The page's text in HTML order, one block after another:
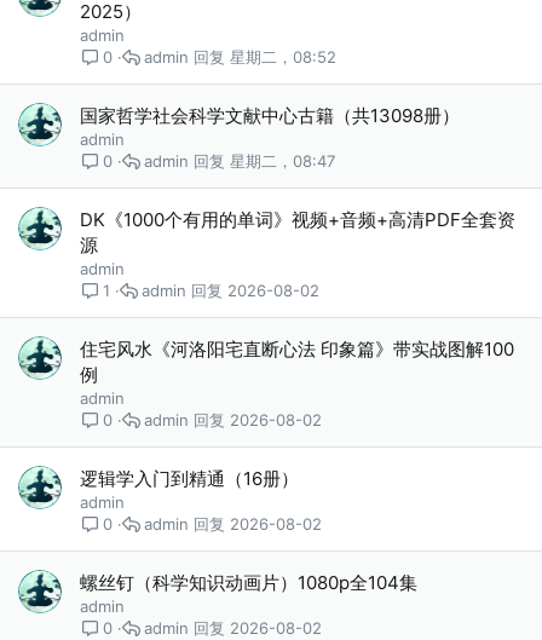
2025）
admin
0
星期二，08:52
admin
国家哲学社会科学文献中心古籍（共13098册）
admin
0
星期二，08:47
admin
DK《1000个有用的单词》视频+音频+高清PDF全套资
源
admin
1
2026-08-02
admin
住宅风水《河洛阳宅直断心法 印象篇》带实战图解100
例
admin
0
2026-08-02
admin
逻辑学入门到精通（16册）
admin
0
2026-08-02
admin
螺丝钉（科学知识动画片）1080p全104集
admin
0
2026-08-02
admin